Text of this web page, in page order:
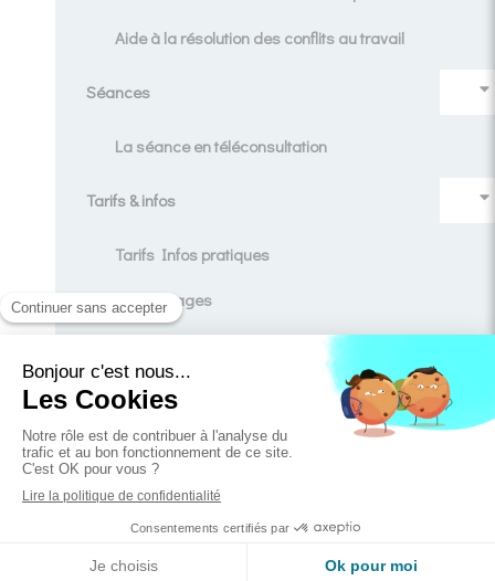
Aide à la résolution des conflits au travail
Séances
La séance en téléconsultation
Tarifs & infos
Tarifs Infos pratiques
Témoignages
Blog
Création et référencement du site par Simplébo
Ce site est parrainé par la
Chambre Syndicale de la Sophrologie